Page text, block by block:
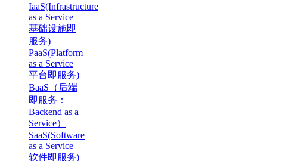
IaaS(Infrastructure
as a Service
基础设施即
服务)
PaaS(Platform
as a Service
平台即服务)
BaaS（后端
即服务：
Backend as a
Service）
SaaS(Software
as a Service
软件即服务)